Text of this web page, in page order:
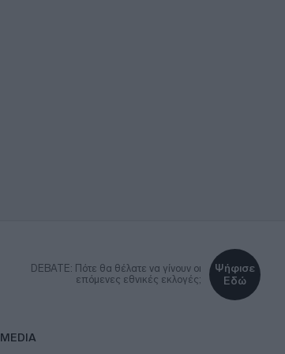
DEBATE: Πότε θα θέλατε να γίνουν οι
επόμενες εθνικές εκλογές;
Ψήφισε
Εδώ
MEDIA